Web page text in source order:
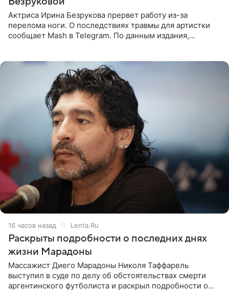
Актриса Ирина Безрукова прервет работу из-за
перелома ноги. О последствиях травмы для артистки
сообщает Mash в Telegram. По данным издания,
16 часов назад Lenta.Ru
Раскрыты подробности о последних днях
жизни Марадоны
Массажист Диего Марадоны Николя Таффарель
выступил в суде по делу об обстоятельствах смерти
аргентинского футболиста и раскрыл подробности о